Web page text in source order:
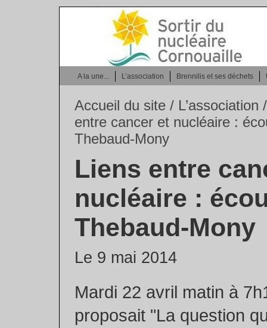
A la une... L’association Brennilis et ses déchets
Accueil du site / L’association
entre cancer et nucléaire :
Thebaud-Mony
Liens entre
nucléaire :
Thebaud-Mony
Le 9 mai 2014
Mardi 22 avril matin à
proposait "La question